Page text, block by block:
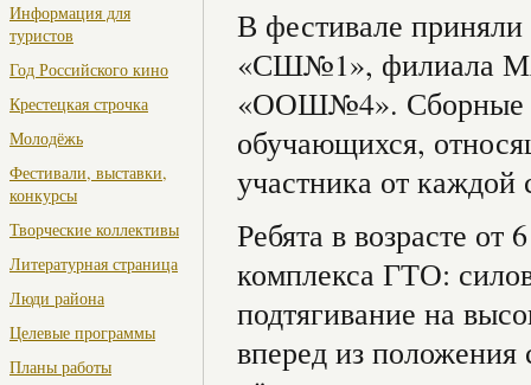
Информация для
туристов
Год Российского кино
Крестецкая строчка
Молодёжь
Фестивали, выставки,
конкурсы
Творческие коллективы
Литературная страница
Люди района
Целевые программы
Планы работы
В фестивале
«СШ№1», филиала
«ООШ№4». Сборные
обучающихся,
участника от каждой
Ребята в возрасте
комплекса ГТО:
подтягивание на
вперед из